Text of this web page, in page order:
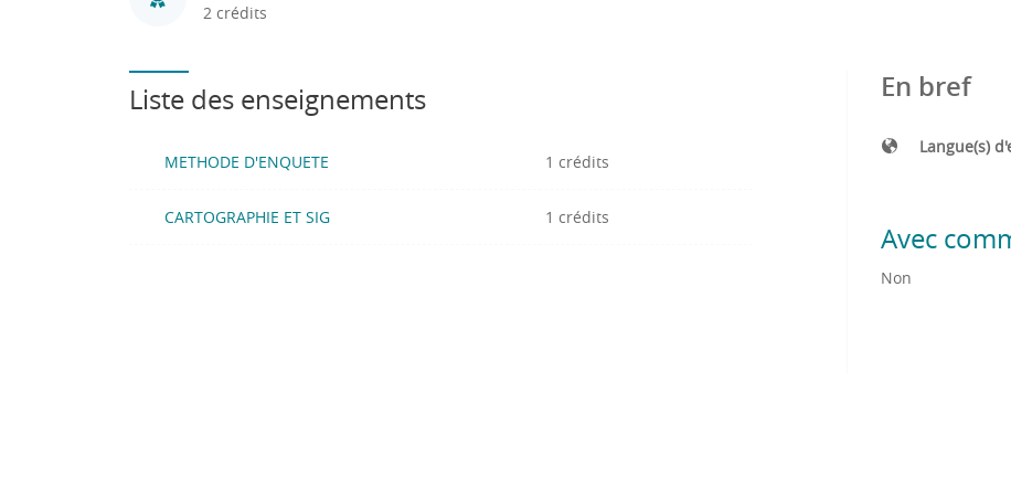
2 crédits
Liste des enseignements
METHODE D'ENQUETE 1 crédits
CARTOGRAPHIE ET SIG 1 crédits
En bref
Langue(s)
Avec
Non